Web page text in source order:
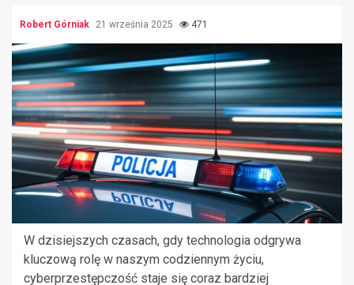
Robert Górniak 21 września 2025 471
W dzisiejszych czasach, gdy technologia odgrywa
kluczową rolę w naszym codziennym życiu,
cyberprzestępczość staje się coraz bardziej